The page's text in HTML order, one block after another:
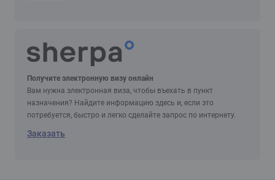
Получите электронную визу онлайн
Вам нужна электронная виза, чтобы въехать в пункт
назначения? Найдите информацию здесь и, если это
потребуется, быстро и легко сделайте запрос по интернету.
Заказать